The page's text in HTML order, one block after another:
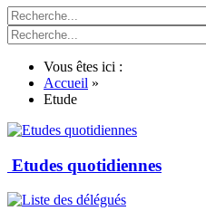
Vous êtes ici :
Accueil »
Etude
Etudes quotidiennes